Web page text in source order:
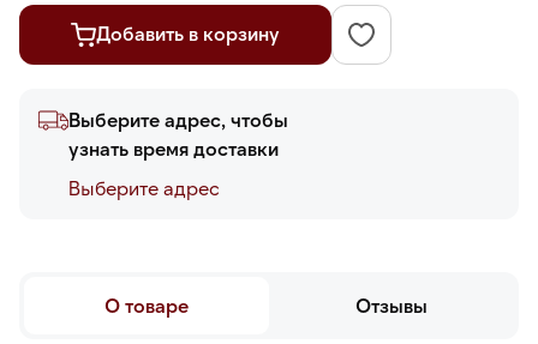
Добавить в корзину
Выберите адрес, чтобы
узнать время доставки
Выберите адреc
О товаре Отзывы